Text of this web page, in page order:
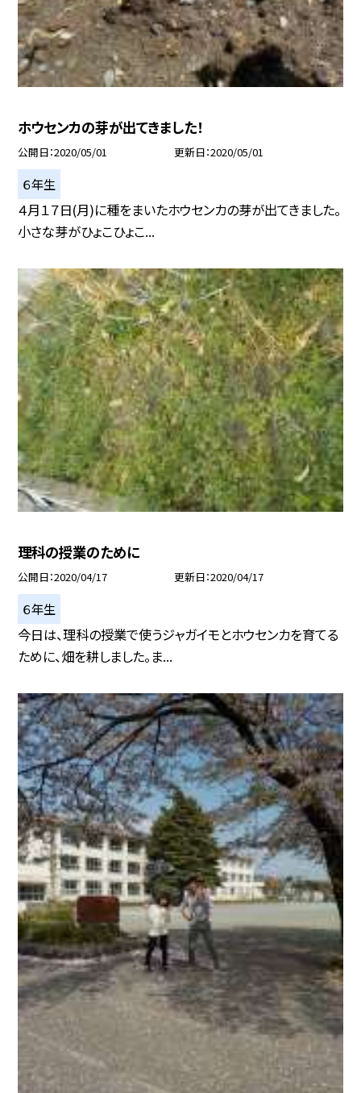
ホウセンカの芽が出てきました！
公開日 2020/05/01 更新日 2020/05/01
６年生
４月１７日(月)に種をまいたホウセンカの芽が出てきました。
小さな芽がひょこひょこ...
理科の授業のために
公開日 2020/04/17 更新日 2020/04/17
６年生
今日は、理科の授業で使うジャガイモとホウセンカを育てる
ために、畑を耕しました。ま...